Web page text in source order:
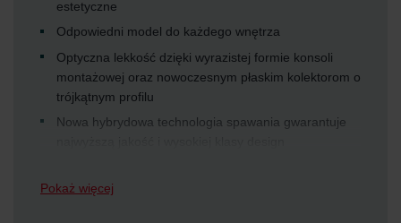
estetyczne
Odpowiedni model do każdego wnętrza
Optyczna lekkość dzięki wyrazistej formie konsoli
montażowej oraz nowoczesnym płaskim kolektorom o
trójkątnym profilu
Nowa hybrydowa technologia spawania gwarantuje
Pokaż więcej